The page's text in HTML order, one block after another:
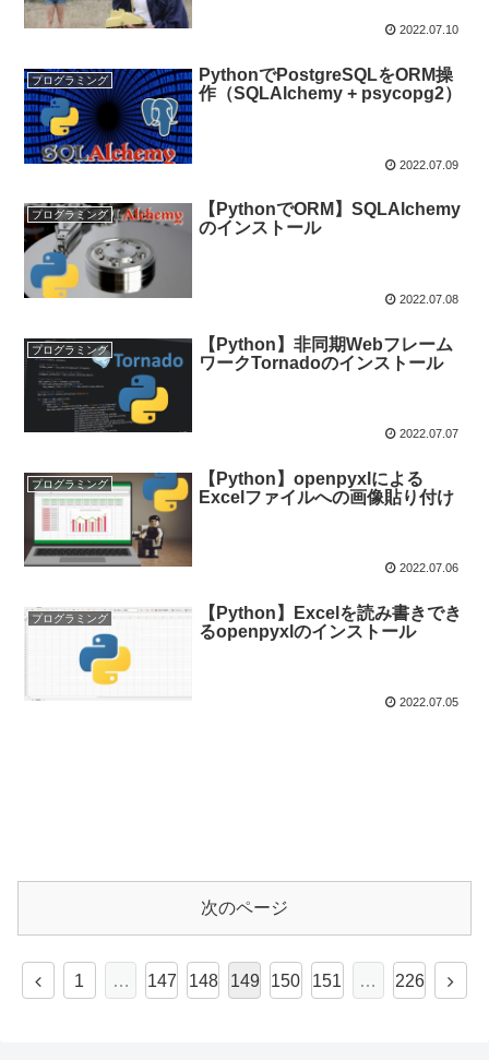
2022.07.10
プログラミング
PythonでPostgreSQLをORM操
作（SQLAlchemy + psycopg2）
2022.07.09
プログラミング
【PythonでORM】SQLAlchemy
のインストール
2022.07.08
プログラミング
【Python】非同期Webフレーム
ワークTornadoのインストール
2022.07.07
プログラミング
【Python】openpyxlによる
Excelファイルへの画像貼り付け
2022.07.06
プログラミング
【Python】Excelを読み書きでき
るopenpyxlのインストール
2022.07.05
次のページ
1 … 147 148 149 150 151 … 226